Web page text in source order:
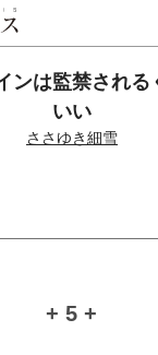
ンは監禁される
いい
ささゆき細雪
+ 5 +